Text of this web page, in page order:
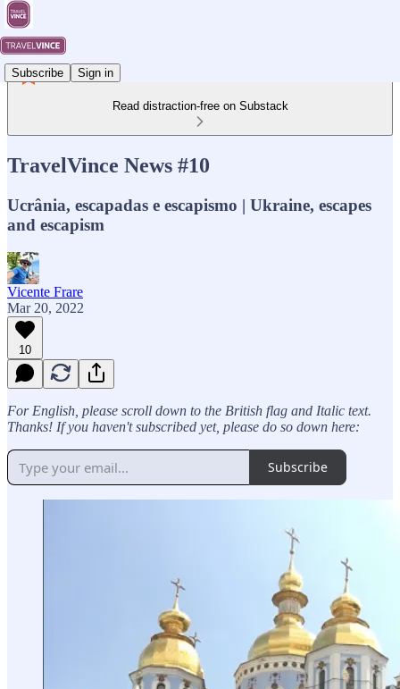
Subscribe Sign in
Read distraction-free on Substack
TravelVince News #10
Ucrânia, escapadas e escapismo | Ukraine, escapes
and escapism
Vicente Frare
Mar 20, 2022
10
For English, please scroll down to the British flag and Italic text.
Thanks! If you haven't subscribed yet, please do so down here:
Subscribe